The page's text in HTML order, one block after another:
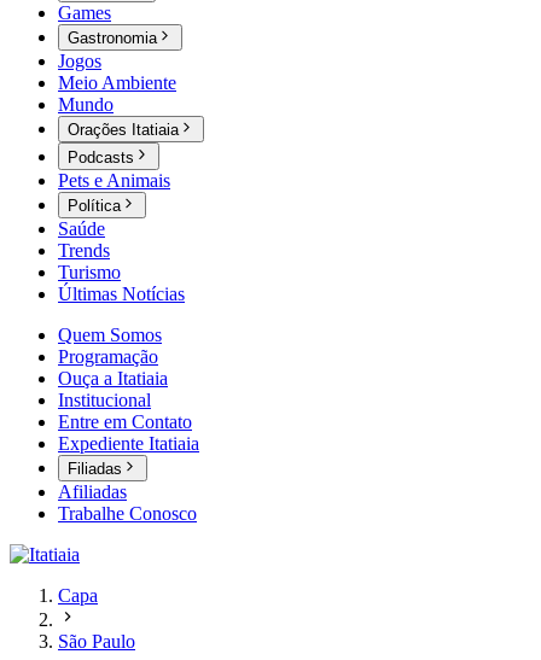
Games
Gastronomia
Jogos
Meio Ambiente
Mundo
Orações Itatiaia
Podcasts
Pets e Animais
Política
Saúde
Trends
Turismo
Últimas Notícias
Quem Somos
Programação
Ouça a Itatiaia
Institucional
Entre em Contato
Expediente Itatiaia
Filiadas
Afiliadas
Trabalhe Conosco
Capa
São Paulo